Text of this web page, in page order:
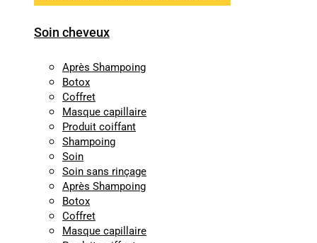
Soin cheveux
Après Shampoing
Botox
Coffret
Masque capillaire
Produit coiffant
Shampoing
Soin
Soin sans rinçage
Après Shampoing
Botox
Coffret
Masque capillaire